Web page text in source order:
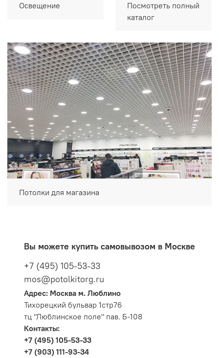
Освещение
Посмотреть полный
каталог
Потолки для магазина
Вы можете купить самовывозом в Москве
+7 (495) 105-53-33
mos@potolkitorg.ru
Адрес: Москва м. Люблино
Тихорецкий бульвар 1стр76
тц "Люблинское поле" пав. Б-108
Контакты:
+7 (495) 105-53-33
+7 (903) 111-93-34